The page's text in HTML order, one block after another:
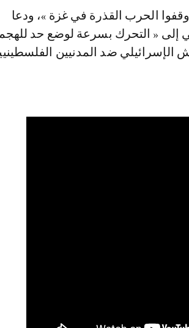
الحرب القذرة في غزة »، ودعا
إلى « التحرك بسرعة لوضع حد
الإسرائيلي ضد المدنيين